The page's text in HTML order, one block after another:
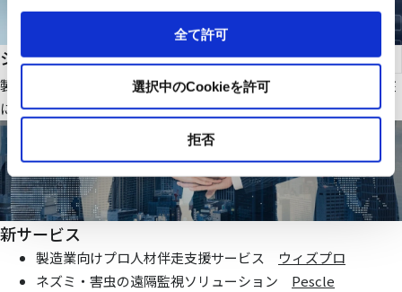
全て許可
選択中のCookieを許可
拒否
システムインテグレーション
製造業・ファシリティ分野で当社オリジナルのIoTシステムを基盤
にお客様価値向上に貢献する仕組みを提供いたします
新サービス
製造業向けプロ人材伴走支援サービス ウィズプロ
ネズミ・害虫の遠隔監視ソリューション Pescle